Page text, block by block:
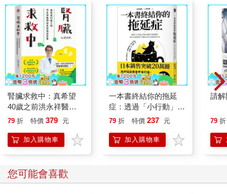
腎臟求救中：真希望
40歲之前洪永祥醫師
就告訴我這些事
79 折 特價 379 元
加入購物車
一本書終結你的拖延
症：透過「小行動」打
開大腦的行動開關，懶
的37個科學方法
79 折 特價 237 元
加入購物車
請解
79 折
您可能會喜歡